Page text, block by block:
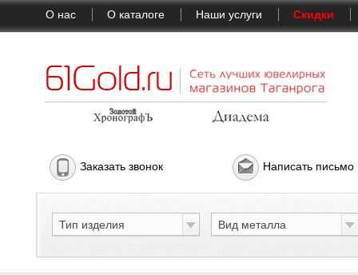
О нас О каталоге Наши услуги Скидки
Заказать звонок Написать письмо
Тип изделия Вид металла